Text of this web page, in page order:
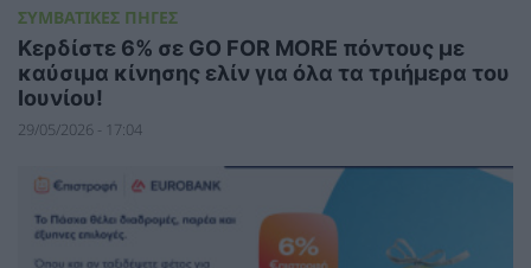
ΣΥΜΒΑΤΙΚΕΣ ΠΗΓΕΣ
Κερδίστε 6% σε GO FOR MORE πόντους με
καύσιμα κίνησης ελίν για όλα τα τριήμερα του
Ιουνίου!
29/05/2026 - 17:04